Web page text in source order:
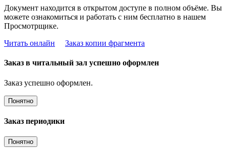
Документ находится в открытом доступе в полном объёме. Вы
можете ознакомиться и работать с ним бесплатно в нашем
Просмотрщике.
Читать онлайн
Заказ копии фрагмента
Заказ в читальный зал успешно оформлен
Заказ успешно оформлен.
Понятно
Заказ периодики
Понятно